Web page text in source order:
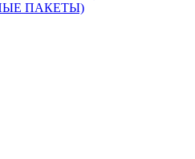
ПАКЕТЫ)